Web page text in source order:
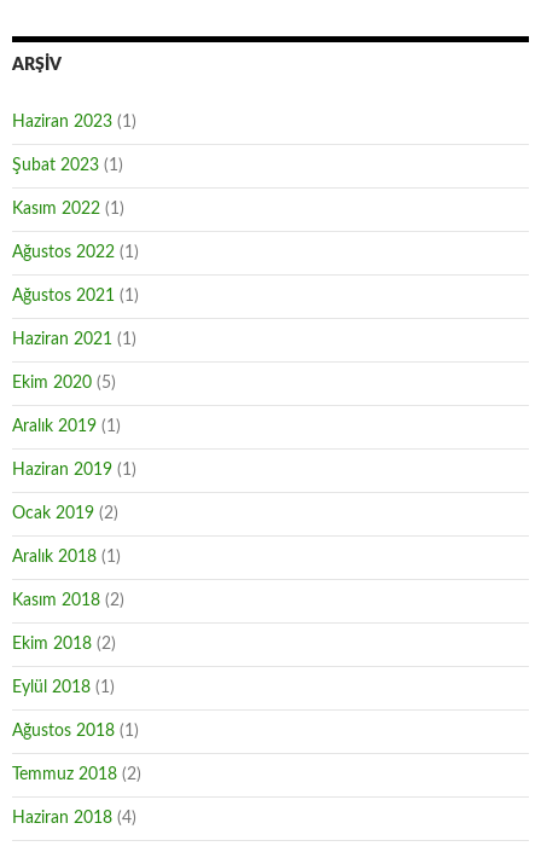
ARŞIV
Haziran 2023 (1)
Şubat 2023 (1)
Kasım 2022 (1)
Ağustos 2022 (1)
Ağustos 2021 (1)
Haziran 2021 (1)
Ekim 2020 (5)
Aralık 2019 (1)
Haziran 2019 (1)
Ocak 2019 (2)
Aralık 2018 (1)
Kasım 2018 (2)
Ekim 2018 (2)
Eylül 2018 (1)
Ağustos 2018 (1)
Temmuz 2018 (2)
Haziran 2018 (4)